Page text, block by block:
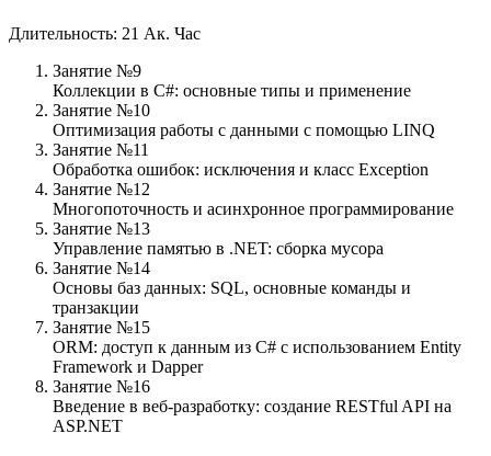
Длительность: 21 Ак. Час
Занятие №9
Коллекции в C#: основные типы и применение
Занятие №10
Оптимизация работы с данными с помощью LINQ
Занятие №11
Обработка ошибок: исключения и класс Exception
Занятие №12
Многопоточность и асинхронное программирование
Занятие №13
Управление памятью в .NET: сборка мусора
Занятие №14
Основы баз данных: SQL, основные команды и
транзакции
Занятие №15
ORM: доступ к данным из C# с использованием Entity
Framework и Dapper
Занятие №16
Введение в веб-разработку: создание RESTful API на
ASP.NET